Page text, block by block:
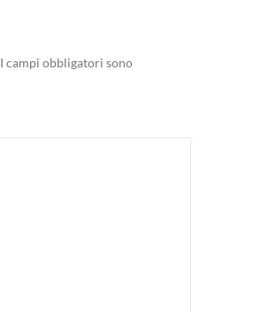
I campi obbligatori sono